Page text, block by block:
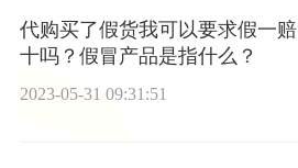
代购买了假货我可以要求假一赔
十吗？假冒产品是指什么？
2023-05-31 09:31:51